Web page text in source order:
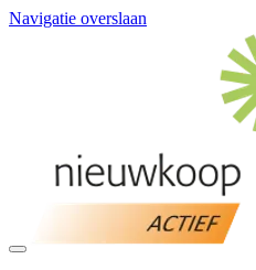
Navigatie overslaan